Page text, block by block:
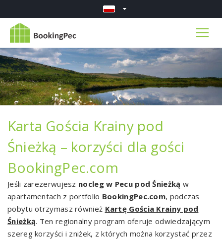
Karta Gościa Krainy pod
Śnieżką – korzyści dla gości
BookingPec.com
Jeśli zarezerwujesz nocleg w Pecu pod Śnieżką w
apartamentach z portfolio BookingPec.com, podczas
pobytu otrzymasz również Kartę Gościa Krainy pod
Śnieżką. Ten regionalny program oferuje odwiedzającym
szereg korzyści i zniżek, z których można korzystać przez